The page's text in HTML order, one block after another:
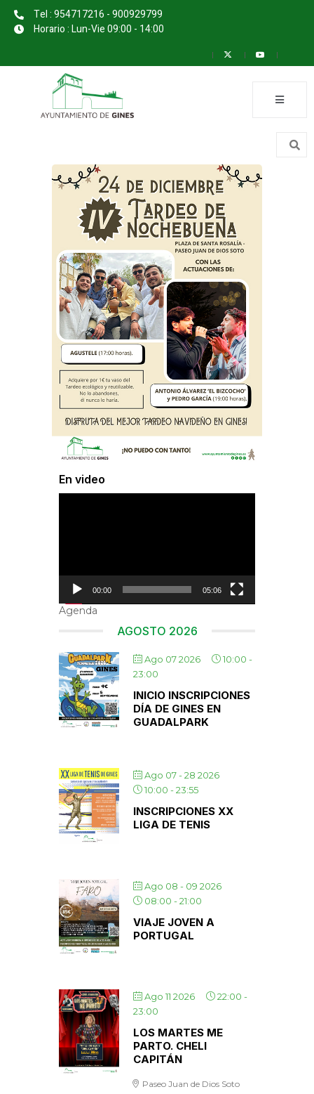
Tel : 954717216 - 900929799
Horario : Lun-Vie 09:00 - 14:00
En video
00:00 05:06
Agenda
AGOSTO 2026
Ago 07 2026 10:00 -
23:00
INICIO INSCRIPCIONES
DÍA DE GINES EN
GUADALPARK
Ago 07 - 28 2026
10:00 -23:55
INSCRIPCIONES XX
LIGA DE TENIS
Ago 08 - 09 2026
08:00 -21:00
VIAJE JOVEN A
PORTUGAL
Ago 11 2026 22:00 -
23:00
LOS MARTES ME
PARTO. CHELI
CAPITÁN
Paseo Juan de Dios Soto